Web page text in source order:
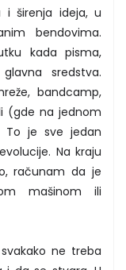
i širenja ideja, u
bendovima.
kada pisma,
sredstva.
bandcamp,
(gde na jednom
je sve jedan
Na kraju
računam da je
mašinom ili
ne treba